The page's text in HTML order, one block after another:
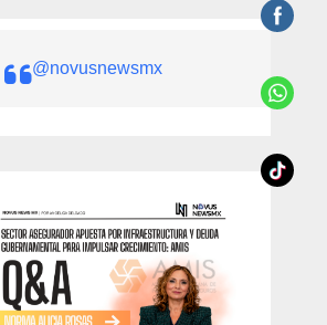
@novusnewsmx